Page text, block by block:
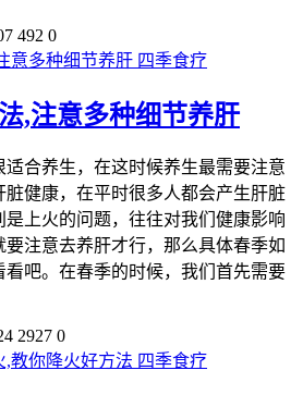
492 0
四季食疗
,注意多种细节养肝
适合养生，在这时候养生最需要注意
脏健康，在平时很多人都会产生肝脏
是上火的问题，往往对我们健康影响
注意去养肝才行，那么具体春季如
看吧。在春季的时候，我们首先需要
2927 0
四季食疗